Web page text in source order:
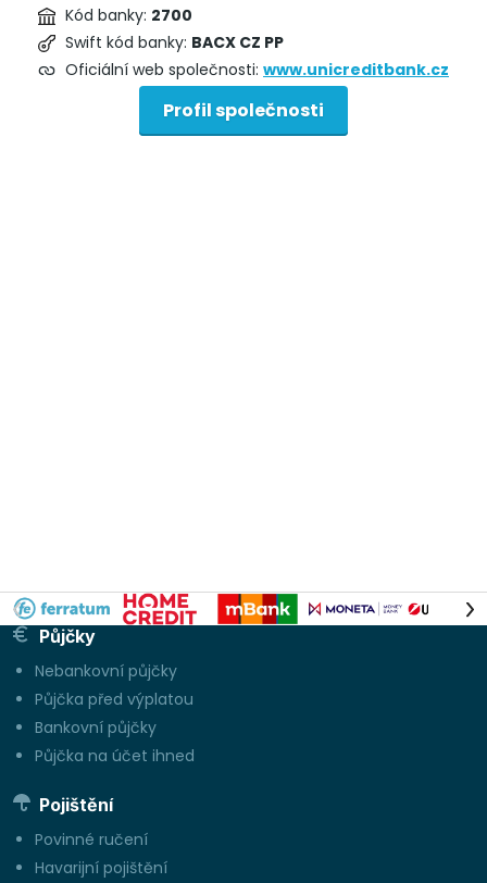
Kód banky: 2700
Swift kód banky: BACX CZ PP
Oficiální web společnosti: www.unicreditbank.cz
Profil společnosti
Půjčky
Nebankovní půjčky
Půjčka před výplatou
Bankovní půjčky
Půjčka na účet ihned
Pojištění
Povinné ručení
Havarijní pojištění